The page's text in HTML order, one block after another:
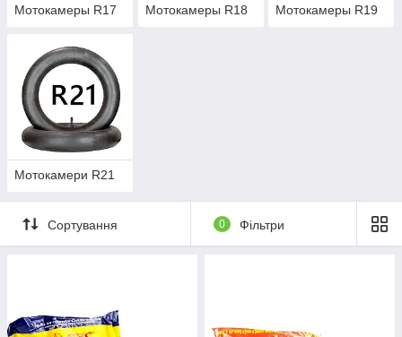
Мотокамеры R17 Мотокамеры R18 Мотокамеры R19
Мотокамери R21
Сортування 0 Фільтри